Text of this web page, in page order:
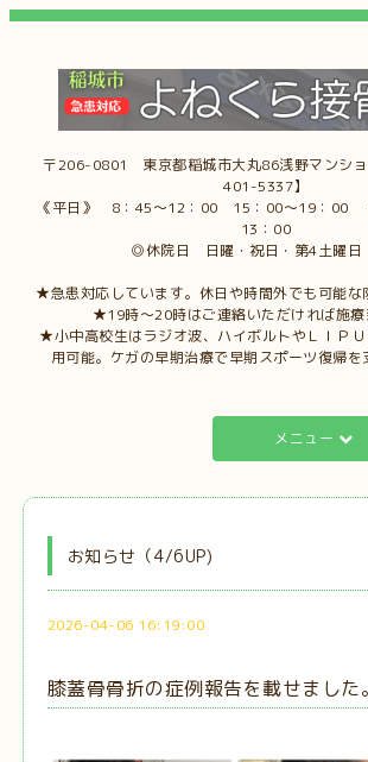
〒206-0801 東京都稲城市大丸86浅野マン
401-5337】
《平日》 8：45～12：00 15：00～19：00
13：00
◎休院日 日曜・祝日・第4土曜
★急患対応しています。休日や時間外でも可能な
★19時～20時はご連絡いただければ施療
★小中高校生はラジオ波、ハイボルトやＬＩＰ
用可能。ケガの早期治療で早期スポーツ復帰を
メニュー
お知らせ（4/6UP)
2026-04-06 16:19:00
膝蓋骨骨折の症例報告を載せました。